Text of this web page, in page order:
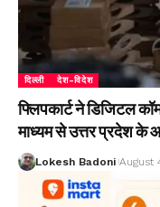
दिल्ली देश-विदेश
फ्लिपकार्ट ने डिजिटल
माध्यम से उत्तर प्रदेश के
Lokesh Badoni August